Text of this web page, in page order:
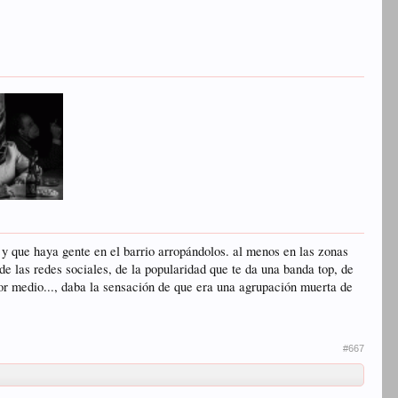
haya gente en el barrio arropándolos. al menos en las zonas
las redes sociales, de la popularidad que te da una banda top, de
daba la sensación de que era una agrupación muerta de
#667